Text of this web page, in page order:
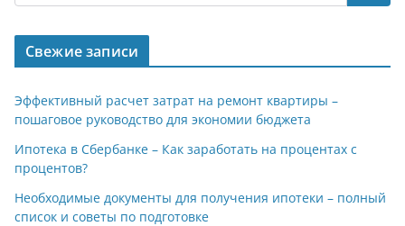
Свежие записи
Эффективный расчет затрат на ремонт квартиры –
пошаговое руководство для экономии бюджета
Ипотека в Сбербанке – Как заработать на процентах с
процентов?
Необходимые документы для получения ипотеки – полный
список и советы по подготовке